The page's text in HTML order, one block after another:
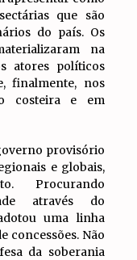
que são
do país. Os
na
atores políticos
finalmente, nos
costeira e em
provisório
e globais,
Procurando
através do
uma linha
concessões. Não
da soberania